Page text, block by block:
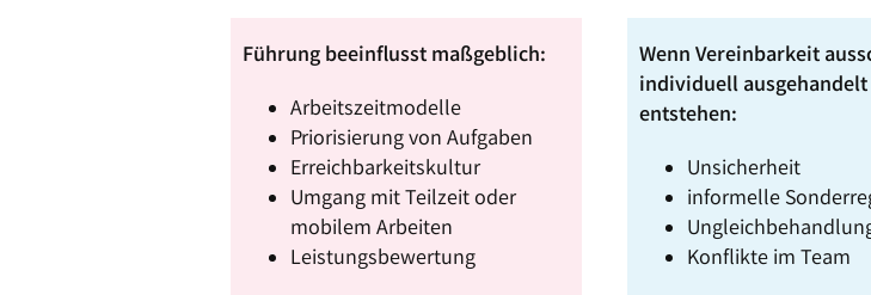
Führung beeinflusst maßgeblich:
Arbeitszeitmodelle
Priorisierung von Aufgaben
Erreichbarkeitskultur
Umgang mit Teilzeit oder
mobilem Arbeiten
Leistungsbewertung
Wenn Vereinbarkeit
individuell
entstehen:
Unsicherheit
informelle
Konflikte im Team